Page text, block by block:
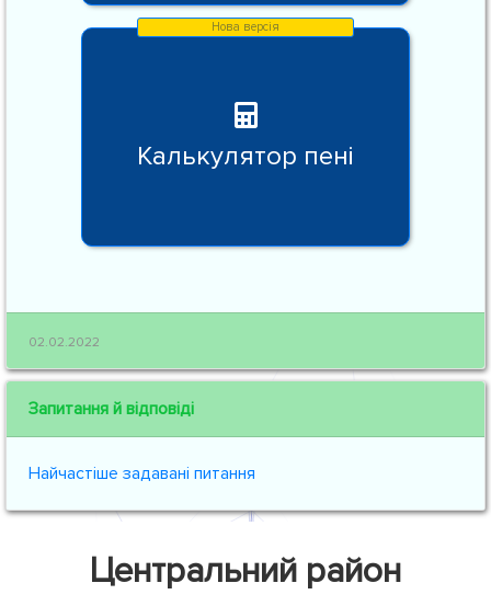
Калькулятор пені
02.02.2022
Запитання й відповіді
Найчастіше задавані питання
Центральний район